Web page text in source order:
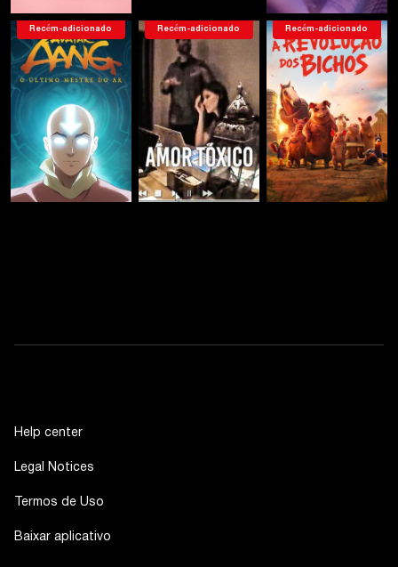
Recém-adicionado Recém-adicionado Recém-adicionado
Help center
Legal Notices
Termos de Uso
Baixar aplicativo